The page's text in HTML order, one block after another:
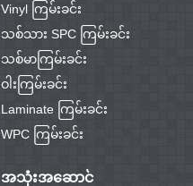
Vinyl ကြမ်းခင်း
သစ်သား SPC ကြမ်းခင်း
သစ်မာကြမ်းခင်း
ဝါးကြမ်းခင်း
Laminate ကြမ်းခင်း
WPC ကြမ်းခင်း
အသုံးအဆောင်